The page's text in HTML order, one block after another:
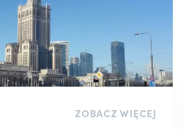
ZOBACZ WIĘCEJ